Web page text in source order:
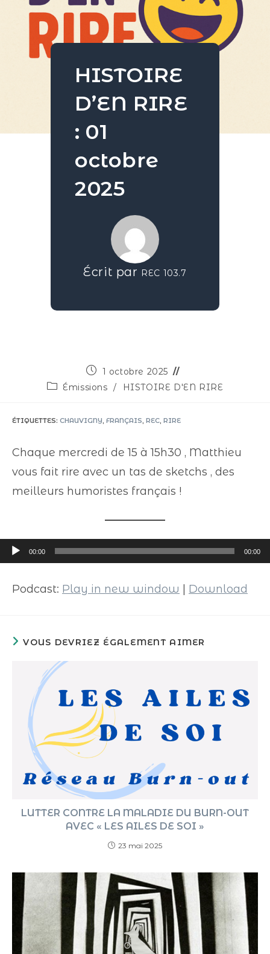
HISTOIRE
D’EN RIRE
: 01
octobre
2025
Écrit par REC 103.7
1 octobre 2025
Émissions / HISTOIRE D'EN RIRE
ÉTIQUETTES: CHAUVIGNY, FRANÇAIS, REC, RIRE
Chaque mercredi de 15 à 15h30 , Matthieu
vous fait rire avec un tas de sketchs , des
meilleurs humoristes français !
Lecteur
audio
00:00 00:00
Podcast: Play in new window Download
VOUS DEVRIEZ ÉGALEMENT AIMER
LUTTER CONTRE LA MALADIE DU BURN-OUT
AVEC « LES AILES DE SOI »
23 mai 2025